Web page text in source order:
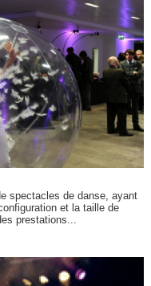
spectacles de danse, ayant
et la taille de
prestations...